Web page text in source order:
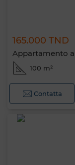
165.000 TND
Appartamento
100 m²
Contatta